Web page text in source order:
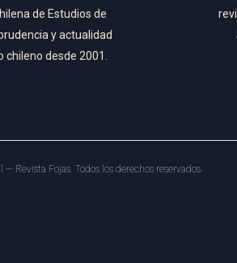
de Estudios de
y actualidad
desde 2001.
Revista Fojas. Todos los derechos reservados.